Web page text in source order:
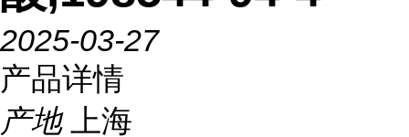
2025-03-27
产品详情
产地
上海